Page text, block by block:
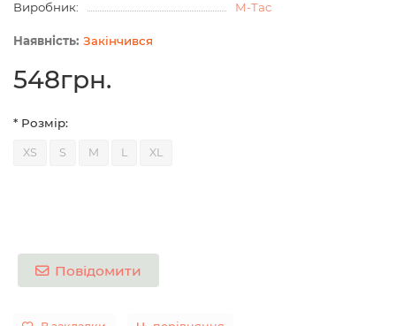
Виробник:
M-Tac
Закінчився
548грн.
* Розмір:
XS S M L XL
Повідомити